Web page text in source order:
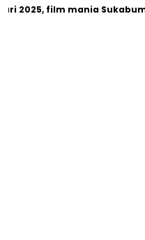
film mania Sukabumi